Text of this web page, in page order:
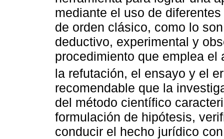
mediante el uso de
de orden clásico, como lo
deductivo, experimental y
procedimiento que emplea
la refutación, el ensayo y el
recomendable que la
del método científico
formulación de hipótesis,
conducir el hecho jurídico